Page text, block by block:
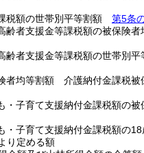
税額の世帯別平等割額 第5条
者支援金等課税額の被保険
者支援金等課税額の世帯別
者均等割額 介護納付金課税被
子育て支援納付金課税額の
子育て支援納付金課税額の
り定める額